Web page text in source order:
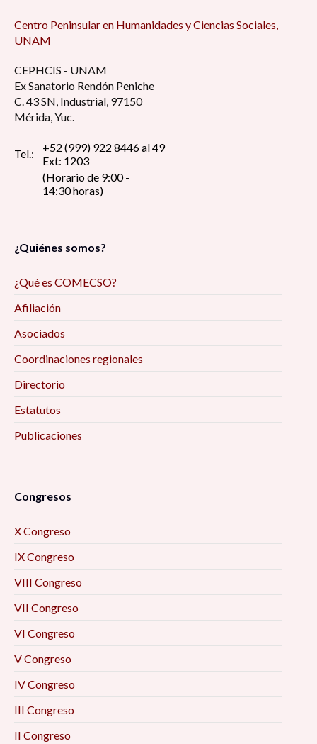
Centro Peninsular en Humanidades y Ciencias Sociales,
UNAM
CEPHCIS - UNAM
Ex Sanatorio Rendón Peniche
C. 43 SN, Industrial, 97150
Mérida, Yuc.
Tel.:
+52 (999) 922 8446 al 49
Ext: 1203
(Horario de 9:00 -
14:30 horas)
¿Quiénes somos?
¿Qué es COMECSO?
Afiliación
Asociados
Coordinaciones regionales
Directorio
Estatutos
Publicaciones
Congresos
X Congreso
IX Congreso
VIII Congreso
VII Congreso
VI Congreso
V Congreso
IV Congreso
III Congreso
II Congreso